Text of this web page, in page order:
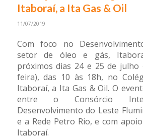
Itaboraí, a Ita Gas & Oil
11/07/2019
Com foco no
setor de óleo e gás,
próximos dias 24 e 25 de julho
feira), das 10 às 18h, no
Itaboraí, a Ita Gas & Oil. O
entre o Consórcio
Desenvolvimento do Leste
e a Rede Petro Rio, e com
Itaboraí.